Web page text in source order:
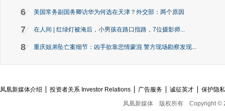
6 美国常务副国务卿访华为何选在天津？外交部：两个原因
7 在人间 | 红绿灯被淹后，小男孩在路口指路，7位摄影师...
8 重庆姐弟坠亡案细节：凶手欲靠悲情蒙混 警方现场勘察发现...
凤凰新媒体介绍 投资者关系 Investor Relations 广告服务 诚征英才
保护隐
凤凰新媒体
版权所有 Copyright ©